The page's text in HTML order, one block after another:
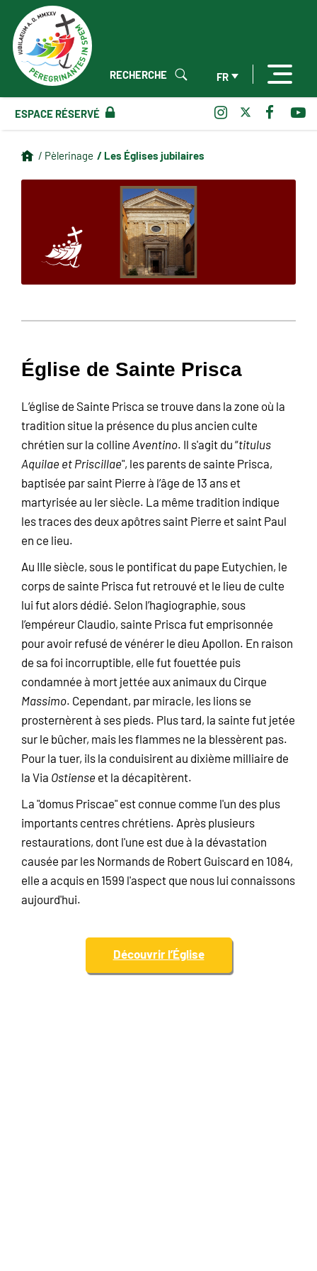
FR
RECHERCHE
ESPACE RÉSERVÉ
/ Pèlerinage / Les Églises jubilaires
Église de Sainte Prisca
L’église de Sainte Prisca se trouve dans la zone où la
tradition situe la présence du plus ancien culte
chrétien sur la collineAventino. Il s'agit du “titulus
Aquilae et Priscillae", les parents de sainte Prisca,
baptisée par saint Pierre à l’âge de 13 ans et
martyrisée au Ier siècle. La même tradition indique
les traces des deux apôtres saint Pierre et saint Paul
en ce lieu.
Au IIIe siècle, sous le pontificat du pape Eutychien, le
corps de sainte Prisca fut retrouvé et le lieu de culte
lui fut alors dédié. Selon l’hagiographie, sous
l’empéreur Claudio, sainte Prisca fut emprisonnée
pour avoir refusé de vénérer le dieu Apollon. En raison
de sa foi incorruptible, elle fut fouettée puis
condamnée à mort jettée aux animaux du Cirque
Massimo. Cependant, par miracle, les lions se
prosternèrent à ses pieds. Plus tard, la sainte fut jetée
sur le bûcher, mais les flammes ne la blessèrent pas.
Pour la tuer, ils la conduisirent au dixième milliaire de
la Via Ostiense et la décapitèrent.
La "domus Priscae" est connue comme l'un des plus
importants centres chrétiens. Après plusieurs
restaurations, dont l'une est due à la dévastation
causée par les Normands de Robert Guiscard en 1084,
elle a acquis en 1599 l'aspect que nous lui connaissons
aujourd'hui.
Découvrir l’Église